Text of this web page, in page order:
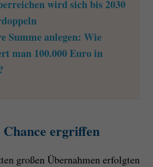
wird sich bis 2030
Summe anlegen: Wie
man 100.000 Euro in
ergriffen
großen Übernahmen erfolgten